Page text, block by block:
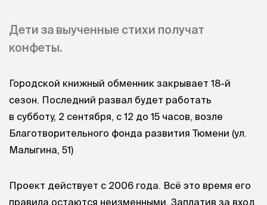
Дети за выученные стихи получат
конфеты.
Городской книжный обменник закрывает 18-й
сезон. Последний развал будет работать
в субботу, 2 сентября, с 12 до 15 часов, возле
Благотворительного фонда развития Тюмени (ул.
Малыгина, 51)
Проект действует с 2006 года. Всё это время его
правила остаются неизменными. Заплатив за вход